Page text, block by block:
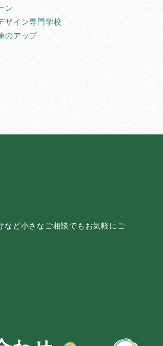
ン
ザイン専門学校
のアップ
など小さなご相談でもお気軽にご